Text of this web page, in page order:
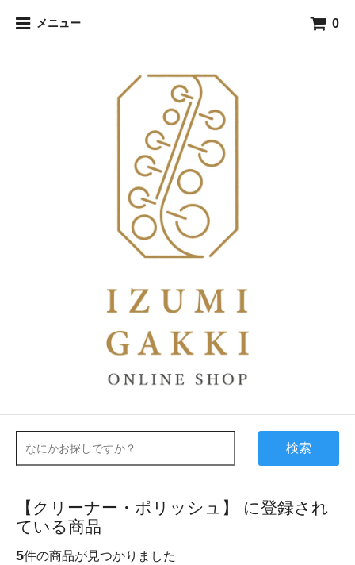
メニュー 0
検索
【クリーナー・ポリッシュ】 に登録され
ている商品
5件の商品が見つかりました